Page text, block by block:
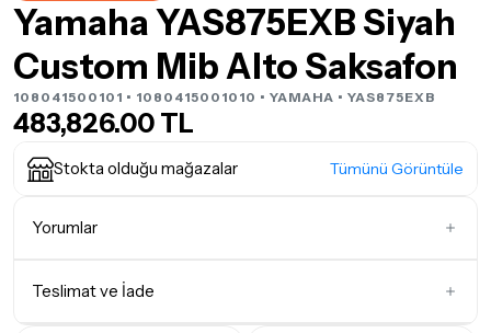
Yamaha YAS875EXB Siyah
Custom Mib Alto Saksafon
108041500101 • 1080415001010 • YAMAHA • YAS875EXB
483,826.00 TL
Stokta olduğu mağazalar Tümünü Görüntüle
Yorumlar
Teslimat ve İade